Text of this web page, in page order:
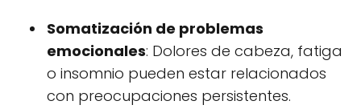
Somatización de problemas
emocionales: Dolores de cabeza, fatiga
o insomnio pueden estar relacionados
con preocupaciones persistentes.